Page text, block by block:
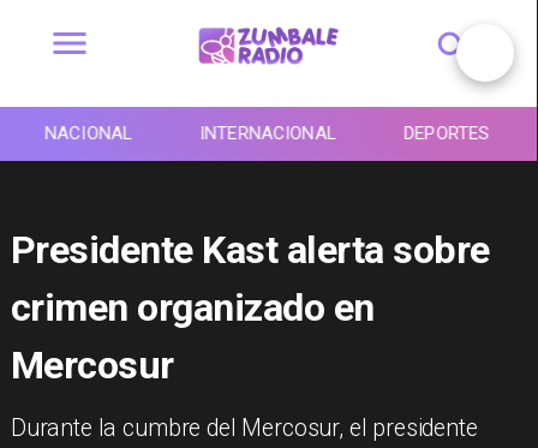
NACIONAL INTERNACIONAL DEPORTES
Presidente Kast alerta sobre
crimen organizado en
Mercosur
Durante la cumbre del Mercosur, el presidente